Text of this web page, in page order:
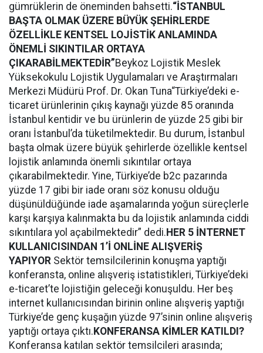
gümrüklerin de öneminden bahsetti.“İSTANBUL
BAŞTA OLMAK ÜZERE BÜYÜK ŞEHİRLERDE
ÖZELLİKLE KENTSEL LOJİSTİK ANLAMINDA
ÖNEMLİ SIKINTILAR ORTAYA
ÇIKARABİLMEKTEDİR”Beykoz Lojistik Meslek
Yüksekokulu Lojistik Uygulamaları ve Araştırmaları
Merkezi Müdürü Prof. Dr. Okan Tuna“Türkiye’deki e-
ticaret ürünlerinin çıkış kaynağı yüzde 85 oranında
İstanbul kentidir ve bu ürünlerin de yüzde 25 gibi bir
oranı İstanbul’da tüketilmektedir. Bu durum, İstanbul
başta olmak üzere büyük şehirlerde özellikle kentsel
lojistik anlamında önemli sıkıntılar ortaya
çıkarabilmektedir. Yine, Türkiye’de b2c pazarında
yüzde 17 gibi bir iade oranı söz konusu olduğu
düşünüldüğünde iade aşamalarında yoğun süreçlerle
karşı karşıya kalınmakta bu da lojistik anlamında ciddi
sıkıntılara yol açabilmektedir” dedi. HER 5 İNTERNET
KULLANICISINDAN 1’İ ONLİNE ALIŞVERİŞ
YAPIYOR Sektör temsilcilerinin konuşma yaptığı
konferansta, online alışveriş istatistikleri, Türkiye’deki
e-ticaret’te lojistiğin geleceği konuşuldu. Her beş
internet kullanıcısından birinin online alışveriş yaptığı
Türkiye’de genç kuşağın yüzde 97’sinin online alışveriş
yaptığı ortaya çıktı. KONFERANSA KİMLER KATILDI?
Konferansa katılan sektör temsilcileri arasında;